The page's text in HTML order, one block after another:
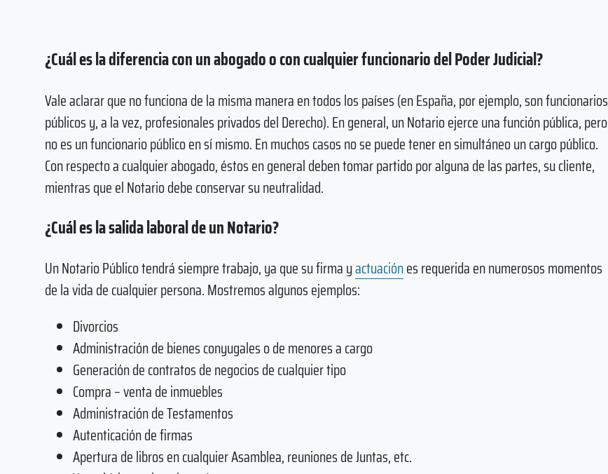
¿Cuál es la diferencia con un abogado o con cualquier funcionario del Poder Judicial?
Vale aclarar que no funciona de la misma manera en todos los países (en España, por ejemplo, son funcionarios
públicos y, a la vez, profesionales privados del Derecho). En general, un Notario ejerce una función pública, pero
no es un funcionario público en sí mismo. En muchos casos no se puede tener en simultáneo un cargo público.
Con respecto a cualquier abogado, éstos en general deben tomar partido por alguna de las partes, su cliente,
mientras que el Notario debe conservar su neutralidad.
¿Cuál es la salida laboral de un Notario?
Un Notario Público tendrá siempre trabajo, ya que su firma yactuaciónes requerida en numerosos momentos
de la vida de cualquier persona. Mostremos algunos ejemplos:
Divorcios
Administración de bienes conyugales o de menores a cargo
Generación de contratos de negocios de cualquier tipo
Compra – venta de inmuebles
Administración de Testamentos
Autenticación de firmas
Apertura de libros en cualquier Asamblea, reuniones de Juntas, etc.